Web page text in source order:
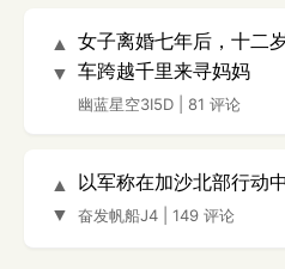
▲
▼
女子离婚七年后，十二
车跨越千里来寻妈妈
幽蓝星空3I5D 81 评论
▲
▼
以军称在加沙北部行动中
奋发帆船J4 149 评论